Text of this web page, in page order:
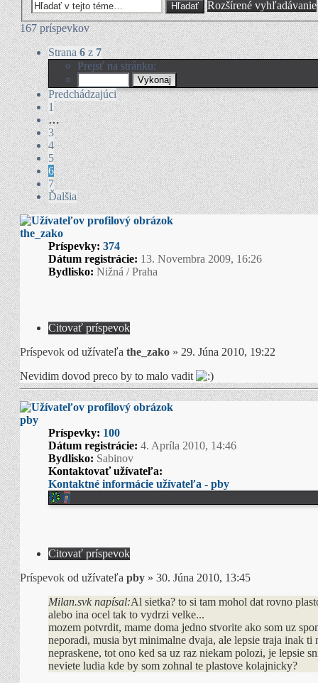
Hľadať
Rozšírené vyhľadávanie
167 príspevkov
Strana 6 z 7
Prejsť na stránku:
Predchádzajúci
1
…
3
4
5
6
7
Ďalšia
the_zako
Príspevky: 374
Dátum registrácie: 13. Novembra 2009, 16:26
Bydlisko: Nižná / Praha
Citovať príspevok
Príspevok od užívateľa the_zako » 29. Júna 2010, 19:22
Nevidim dovod preco by to malo vadit
pby
Príspevky: 100
Dátum registrácie: 4. Apríla 2010, 14:46
Bydlisko: Sabinov
Kontaktovať užívateľa:
Kontaktné informácie užívateľa - pby
ICQ
Citovať príspevok
Príspevok od užívateľa pby » 30. Júna 2010, 13:45
Milan.svk napísal:Al sietka? to si tam mohol dat rovno
alebo ina ocel tak to vydrzi velke...
mozem potvrdit, mame doma jedno stvorite ako som uz
neporadi, musia byt minimalne dvaja, ale lepsie traja inak ti
nepraskene, tot ono ked sa uz raz niekam polozi, je lepsie
neviete ludia kde by som zohnal te plastove kolajnicky?